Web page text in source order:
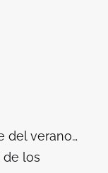
del verano…
de los